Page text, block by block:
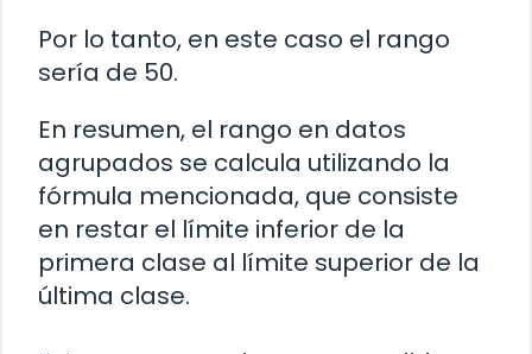
Por lo tanto, en este caso el rango
sería de 50.
En resumen, el rango en datos
agrupados se calcula utilizando la
fórmula mencionada, que consiste
en restar el límite inferior de la
primera clase al límite superior de la
última clase.